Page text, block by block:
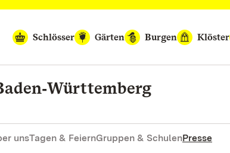
Schlösser
Gärten Burgen Klöster
unsTagen & FeiernGruppen & SchulenPresse